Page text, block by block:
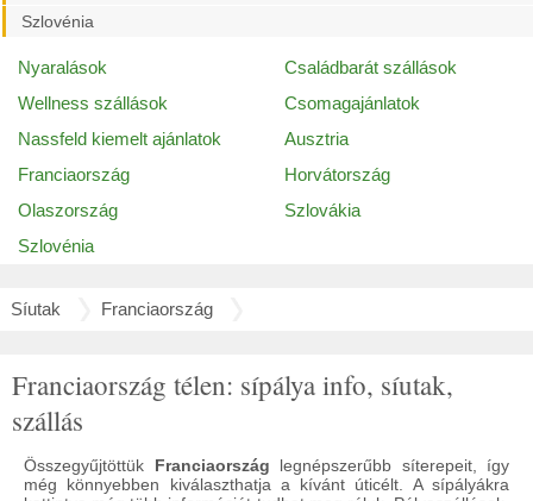
Szlovénia
Nyaralások
Családbarát szállások
Wellness szállások
Csomagajánlatok
Nassfeld kiemelt ajánlatok
Ausztria
Franciaország
Horvátország
Olaszország
Szlovákia
Szlovénia
Síutak Franciaország
Franciaország télen: sípálya info, síutak,
szállás
Összegyűjtöttük Franciaország legnépszerűbb síterepeit, így
még könnyebben kiválaszthatja a kívánt úticélt. A sípályákra